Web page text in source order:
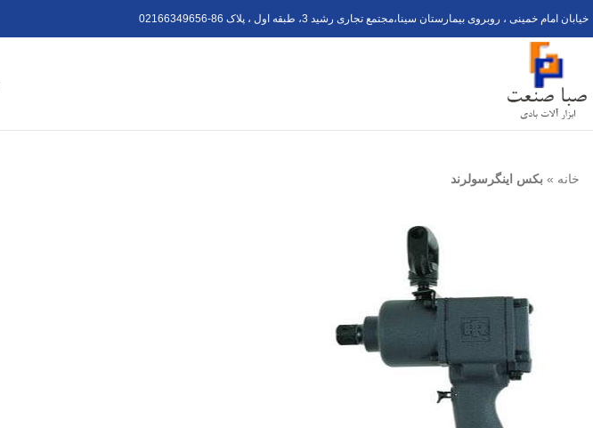
خیابان امام خمینی ، روبروی بیمارستان سینا،مجتمع تجاری رشید 3، طبقه اول ، پلاک 6 02166349656-8
خانه » بکس اینگرسولرند